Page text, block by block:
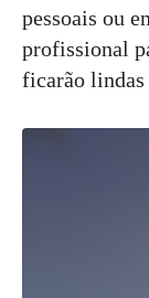
pessoais ou
profissional
ficarão lindas